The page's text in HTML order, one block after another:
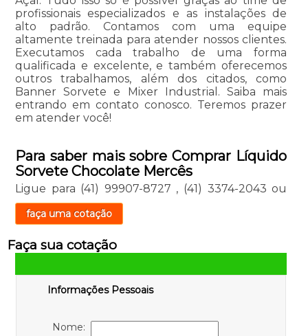
profissionais especializados e as instalações de
alto padrão. Contamos com uma equipe
altamente treinada para atender nossos clientes.
Executamos cada trabalho de uma forma
qualificada e excelente, e também oferecemos
outros trabalhamos, além dos citados, como
Banner Sorvete e Mixer Industrial. Saiba mais
entrando em contato conosco. Teremos prazer
em atender você!
Para saber mais sobre Comprar Líquido
Sorvete Chocolate Mercês
Ligue para (41) 99907-8727 , (41) 3374-2043 ou
faça uma cotação
Faça sua cotação
Informações Pessoais
Nome: